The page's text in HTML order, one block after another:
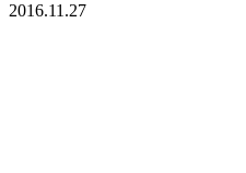
2016.11.27